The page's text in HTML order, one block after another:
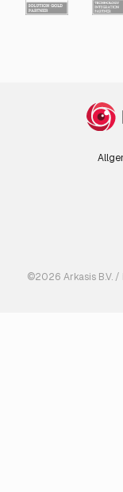
©2026 Arkasis B.V.